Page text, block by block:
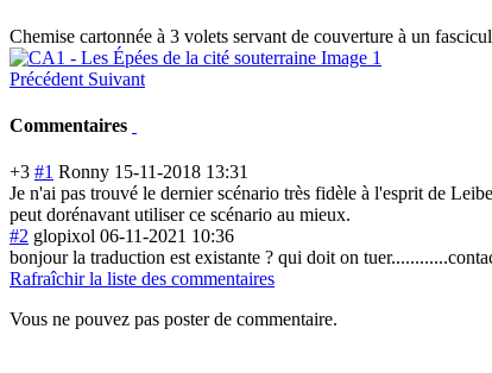
Chemise cartonnée à 3 volets servant de couverture à un
Précédent Suivant
Commentaires
+3 #1 Ronny 15-11-2018 13:31
Je n'ai pas trouvé le dernier scénario très fidèle à l'esprit de
peut dorénavant utiliser ce scénario au mieux.
#2 glopixol 06-11-2021 10:36
bonjour la traduction est existante ? qui doit on tuer...........
Rafraîchir la liste des commentaires
Vous ne pouvez pas poster de commentaire.